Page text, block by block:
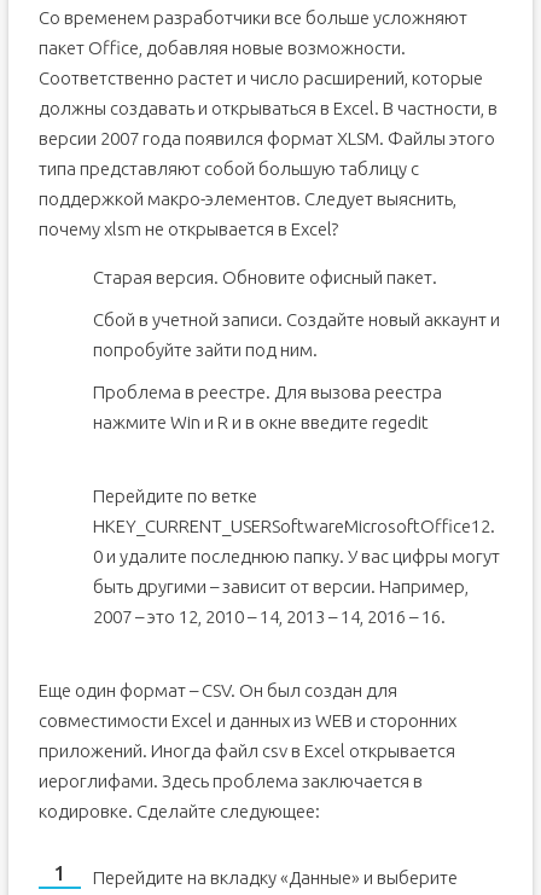
Со временем разработчики все больше усложняют
пакет Office, добавляя новые возможности.
Соответственно растет и число расширений, которые
должны создавать и открываться в Excel. В частности, в
версии 2007 года появился формат XLSM. Файлы этого
типа представляют собой большую таблицу с
поддержкой макро-элементов. Следует выяснить,
почему xlsm не открывается в Excel?
Старая версия. Обновите офисный пакет.
Сбой в учетной записи. Создайте новый аккаунт и
попробуйте зайти под ним.
Проблема в реестре. Для вызова реестра
нажмите Win и R и в окне введите regedit
Перейдите по ветке
HKEY_CURRENT_USERSoftwareMicrosoftOffice12.
0 и удалите последнюю папку. У вас цифры могут
быть другими – зависит от версии. Например,
2007 – это 12, 2010 – 14, 2013 – 14, 2016 – 16.
Еще один формат – CSV. Он был создан для
совместимости Excel и данных из WEB и сторонних
приложений. Иногда файл csv в Excel открывается
иероглифами. Здесь проблема заключается в
кодировке. Сделайте следующее:
Перейдите на вкладку «Данные» и выберите